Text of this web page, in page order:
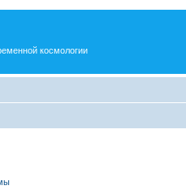
космологии